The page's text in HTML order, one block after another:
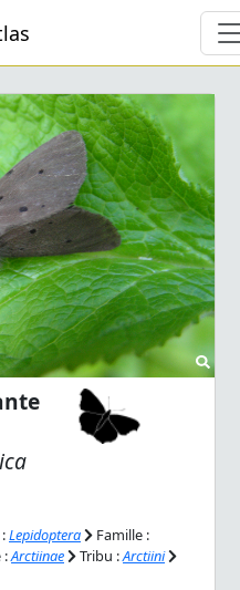
Lepidoptera
Famille :
:Arctiinae Tribu :Arctiini